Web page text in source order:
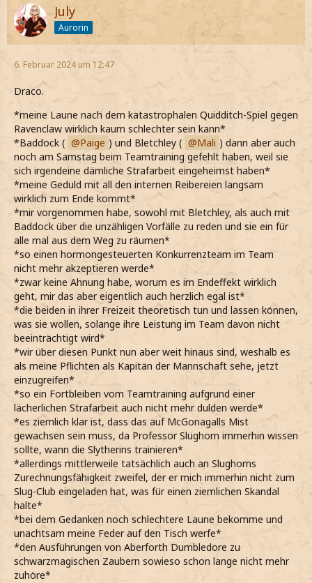
July
Aurorin
6. Februar 2024 um 12:47
Draco.
*meine Laune nach dem katastrophalen Quidditch-Spiel gegen
Ravenclaw wirklich kaum schlechter sein kann*
*Baddock (
Paige ) und Bletchley ( Mali ) dann aber auch
noch am Samstag beim Teamtraining gefehlt haben, weil sie
sich irgendeine dämliche Strafarbeit eingeheimst haben*
*meine Geduld mit all den internen Reibereien langsam
wirklich zum Ende kommt*
*mir vorgenommen habe, sowohl mit Bletchley, als auch mit
Baddock über die unzähligen Vorfälle zu reden und sie ein für
alle mal aus dem Weg zu räumen*
*so einen hormongesteuerten Konkurrenzteam im Team
nicht mehr akzeptieren werde*
*zwar keine Ahnung habe, worum es im Endeffekt wirklich
geht, mir das aber eigentlich auch herzlich egal ist*
*die beiden in ihrer Freizeit theoretisch tun und lassen können,
was sie wollen, solange ihre Leistung im Team davon nicht
beeinträchtigt wird*
*wir über diesen Punkt nun aber weit hinaus sind, weshalb es
als meine Pflichten als Kapitän der Mannschaft sehe, jetzt
einzugreifen*
*so ein Fortbleiben vom Teamtraining aufgrund einer
lächerlichen Strafarbeit auch nicht mehr dulden werde*
*es ziemlich klar ist, dass das auf McGonagalls Mist
gewachsen sein muss, da Professor Slughorn immerhin wissen
sollte, wann die Slytherins trainieren*
*allerdings mittlerweile tatsächlich auch an Slughorns
Zurechnungsfähigkeit zweifel, der er mich immerhin nicht zum
Slug-Club eingeladen hat, was für einen ziemlichen Skandal
halte*
*bei dem Gedanken noch schlechtere Laune bekomme und
unachtsam meine Feder auf den Tisch werfe*
*den Ausführungen von Aberforth Dumbledore zu
schwarzmagischen Zaubern sowieso schon lange nicht mehr
zuhöre*